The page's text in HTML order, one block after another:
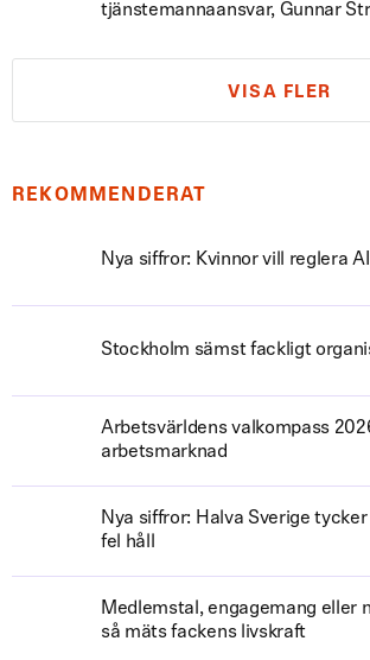
tjänstemannaansvar, Gunnar
VISA FLER
REKOMMENDERAT
Nya siffror: Kvinnor vill reglera
Stockholm sämst fackligt
Arbetsvärldens valkompass
arbetsmarknad
Nya siffror: Halva Sverige
fel håll
Medlemstal, engagemang eller
så mäts fackens livskraft